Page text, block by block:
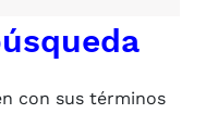
con sus términos